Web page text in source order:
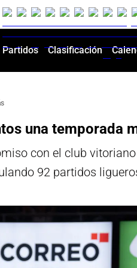
Partidos Clasificación
una temporada
con el club
92 partidos